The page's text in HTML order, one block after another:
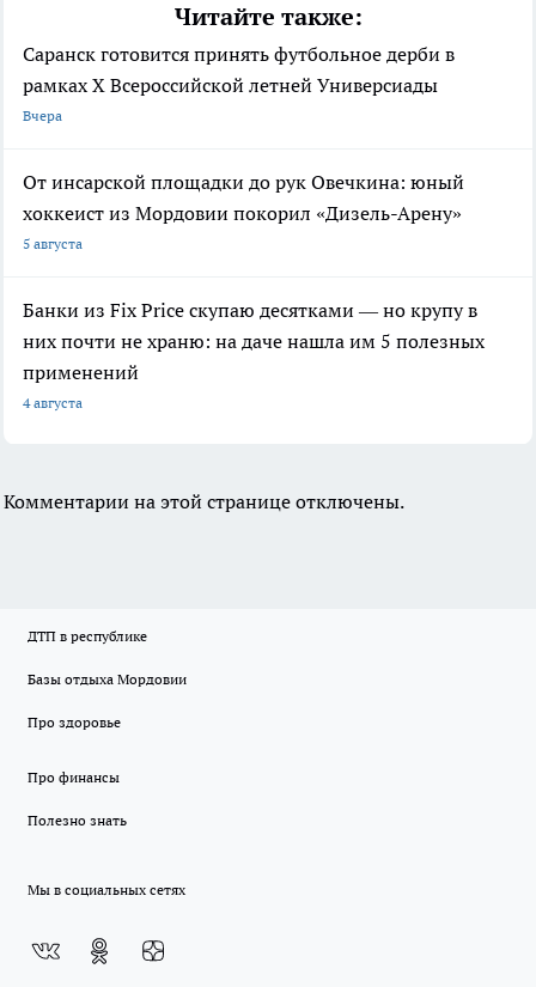
Читайте также:
Саранск готовится принять футбольное дерби в
рамках X Всероссийской летней Универсиады
Вчера
От инсарской площадки до рук Овечкина: юный
хоккеист из Мордовии покорил «Дизель-Арену»
5 августа
Банки из Fix Price скупаю десятками — но крупу в
них почти не храню: на даче нашла им 5 полезных
применений
4 августа
Комментарии на этой странице отключены.
ДТП в республике
Базы отдыха Мордовии
Про здоровье
Про финансы
Полезно знать
Мы в социальных сетях